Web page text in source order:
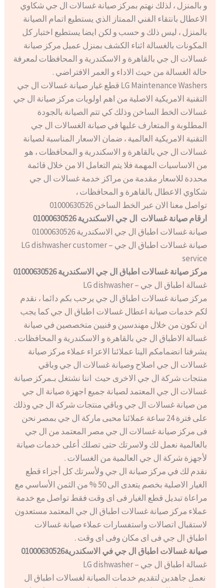
و بالمنزل ، لذلك نهتم بمركز صيانة غسالات ال جي شكاوي
الاعطال بانتقاء الفني الممتاز الذي يستطيع اتمام الصيانة
بالمنزل ، ليس ذلك و حسب و لكن ايضا يستطيع اختبار كل
المكونات بالغسالة اثناء الكشف بمنزل عميل مركز صيانة
غسالات ال جي بالقاهرة و الاسكندرية و المحافظات لمعرفة
حالة الغسالة من حيث الاداء و العمر الافتراضي .
LG Maintenance Washers قطع غيار صيانة غسالات ال جي
التقنية الامريكية الاصلية من اهم اولويات مركز صيانة ال جي
غسالات الخط الساخن وذلك كي تتم الصيانة بالجودة
المطلوبة و المتعارف عليها في صيانة الغسالات ال جي
التقنية الامريكية العالمية ، ضمان الاسعار المناسبة لصيانة
غسالات ال جي بالقاهرة و الاسكندرية و المحافظات ، هو
من الاساسيات المهمة فلا يتم التعامل الا من خلال قائمة
محددة للاسعار مقدمة من مراكز خدمة غسالات ال جي
شكاوي الاعطال بالقاهرة و المحافظات ،
تواصل معنا الان عبر الخط الساخن 01000630526
ارقام صيانة غسالات ال جي الاسكندرية 01000630526
صيانة غسالات اطباق ال جي الاسكندرية 01000630526
صيانة غسالات اطباق ال جي – LG dishwasher customer
service
مركز صيانة غسالات اطباق ال جي الاسكندرية 01000630526
غسالة اطباق ال جي – LG dishwasher
مركز صيانة غسالات اطباق ال جي يرحب بكم دائما ، نقدم
لكم خدمات صيانة اعطال غسالات اطباق ال جي كما يجب
ان تكون من خلال مهندسين و فنيين متخصصين في صيانة
غسالة الاطباق ال جي بالقاهرة و الاسكندرية و المحافظات .
يشرفنا انضمامكم الينا عملائنا الاعزاء عملاء مركز صيانة
غسالات ال جي اصلاح وصيانة غسالات ال جي وباقي
منتجات شركة ال جي الاخرى حيث اننا نشتغل بـمركز صيانة
غسالات ال جي المعتمد لصيانة جميع اجهزة صيانة ال جي
من صيانة غسالات ال جي وباقي منتجات شركة ال جي وذلك
على فترة 24 ساعة عملائنا محبى ماركة ال جي بمصر نحن
فى مركز صيانة غسالات ال جي مصر المعتمد من ال جي
بالعالمية نعمل لك ولاسرتك حتى تصلك أعلى خدمات صيانة
لأجهزة شركة ال جي العالمية من الغسالات .
نقدم لك في مركز صيانة ال جي ولأسرتك كل أجزاء قطع
الغيار الاصلية بخصم يتعدى الى 50 % من الثمن الأساسي مع
مراعاة تبديل قطع الغيار فى اى وقت فقط تواصل مع خدمة
عملاء مركز صيانة غسالات اطباق ال جي المعتمد مستعدون
لاستقبال اتصالات واستفسارات عملاء صيانة غسالات
اطباق ال جي فى اى مكان وفى اى وقت .
صيانة غسالات اطباق ال جي في الاسكندرية01000630526
غسالة اطباق ال جي – LG dishwasher
نعمل جاهدين لتقديم خدمات الصيانة لغسالات اطباق ال